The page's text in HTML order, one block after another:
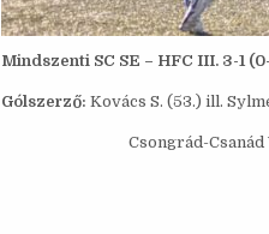
Mindszenti SC SE – HFC III. 3-1
Gólszerző: Kovács S. (53.) ill.
Csongrád-